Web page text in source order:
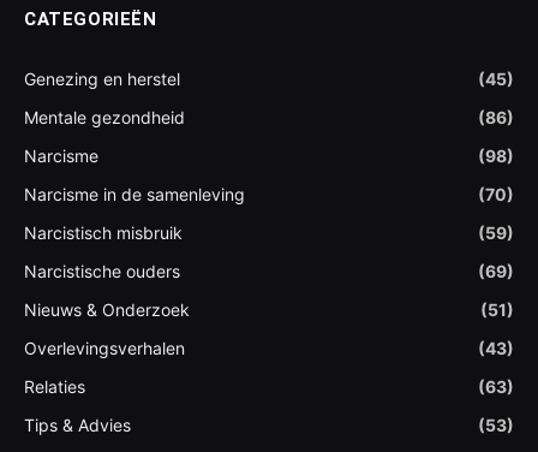
CATEGORIEËN
Genezing en herstel
(45)
Mentale gezondheid
(86)
Narcisme
(98)
Narcisme in de samenleving
(70)
Narcistisch misbruik
(59)
Narcistische ouders
(69)
Nieuws & Onderzoek
(51)
Overlevingsverhalen
(43)
Relaties
(63)
Tips & Advies
(53)